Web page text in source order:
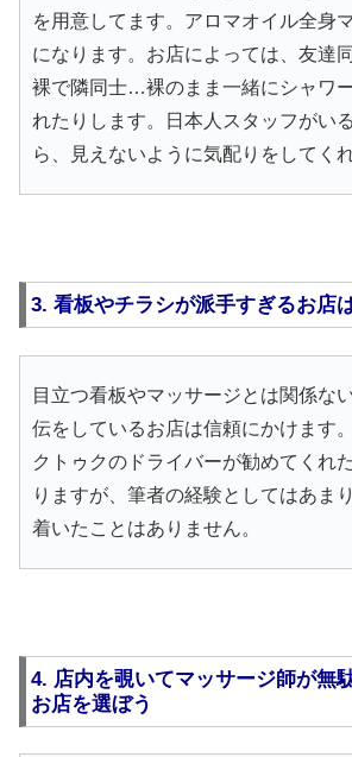
を用意してます。アロマオイル全身
になります。お店によっては、友達
裸で隣同士…裸のまま一緒にシャワ
れたりします。日本人スタッフがい
ら、見えないように気配りをしてく
3. 看板やチラシが派手すぎるお店
目立つ看板やマッサージとは関係な
伝をしているお店は信頼にかけます
クトゥクのドライバーが勧めてくれ
りますが、筆者の経験としてはあま
着いたことはありません。
4. 店内を覗いてマッサージ師が無
お店を選ぼう